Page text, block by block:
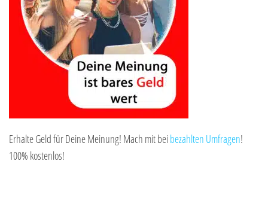
Erhalte Geld für Deine Meinung! Mach mit beibezahlten Umfragen!
100% kostenlos!